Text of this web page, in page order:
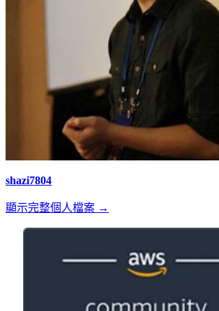
shazi7804
顯示完整個人檔案 →